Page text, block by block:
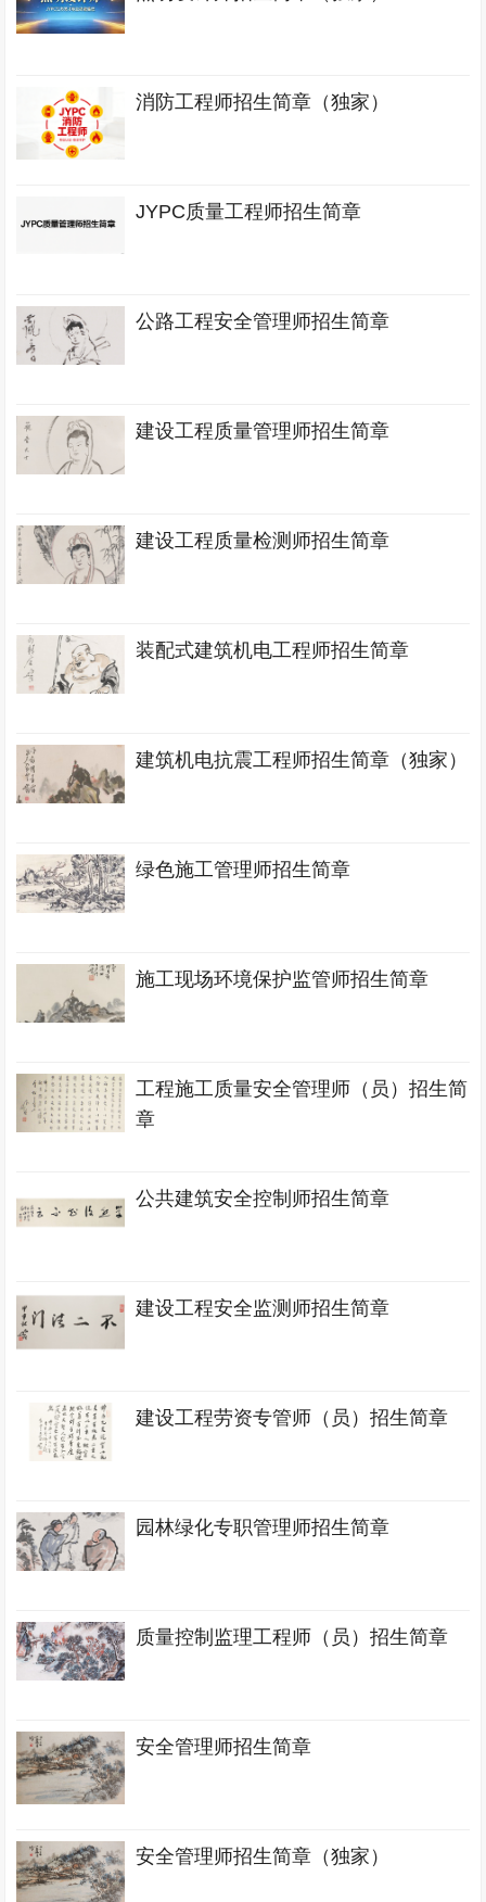
消防工程师招生简章（独家）
JYPC质量工程师招生简章
公路工程安全管理师招生简章
建设工程质量管理师招生简章
建设工程质量检测师招生简章
装配式建筑机电工程师招生简章
建筑机电抗震工程师招生简章（独家）
绿色施工管理师招生简章
施工现场环境保护监管师招生简章
工程施工质量安全管理师（员）招生简
章
公共建筑安全控制师招生简章
建设工程安全监测师招生简章
建设工程劳资专管师（员）招生简章
园林绿化专职管理师招生简章
质量控制监理工程师（员）招生简章
安全管理师招生简章
安全管理师招生简章（独家）